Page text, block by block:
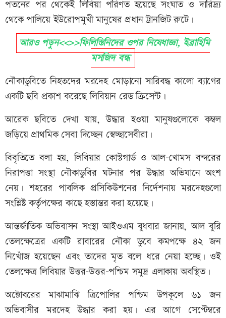
পতনের পর থেকেই লিবিয়া পরিণত হয়েছে সংঘাত ও দারিদ্র্য
থেকে পালিয়ে ইউরোপমুখী মানুষের প্রধান ট্রানজিট রুটে।
আরও পড়ুন<<>>ফিলিস্তিনিদের ওপর নিষেধাজ্ঞা, ইব্রাহিমি
মসজিদ বন্ধ
নৌকাডুবিতে নিহতদের মরদেহ মোড়ানো সারিবদ্ধ কালো ব্যাগের
একটি ছবি প্রকাশ করেছে লিবিয়ান রেড ক্রিসেন্ট।
আরেক ছবিতে দেখা যায়, উদ্ধার হওয়া মানুষগুলোকে কম্বল
জড়িয়ে প্রাথমিক সেবা দিচ্ছেন স্বেচ্ছাসেবীরা।
বিবৃতিতে বলা হয়, লিবিয়ার কোস্টগার্ড ও আল-খোমস বন্দরের
নিরাপত্তা সংস্থা নৌকাডুবির ঘটনার পর উদ্ধার অভিযানে অংশ
নেয়। শহরের পাবলিক প্রসিকিউশনের নির্দেশনায় মরদেহগুলো
সংশ্লিষ্ট কর্তৃপক্ষের কাছে হস্তান্তর করা হয়েছে।
আন্তর্জাতিক অভিবাসন সংস্থা আইওএম বুধবার জানায়, আল বুরি
তেলক্ষেত্রের একটি রাবারের নৌকা ডুবে কমপক্ষে ৪২ জন
নিখোঁজ হয়েছেন এবং তাদের মৃত বলে ধরে নেয়া হচ্ছে। ওই
তেলক্ষেত্র লিবিয়ার উত্তর–উত্তর-পশ্চিম সমুদ্র এলাকায় অবস্থিত।
অক্টোবরের মাঝামাঝি ত্রিপোলির পশ্চিম উপকূলে ৬১ জন
অভিবাসীর মরদেহ উদ্ধার করা হয়। এর আগে সেপ্টেম্বরে